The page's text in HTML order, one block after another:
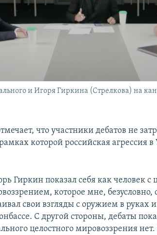
и Игоря Гиркина (Стрелкова) на
что участники дебатов не
которой российская агрессия
Гиркин показал себя как человек с
которое мне, безусловно,
свои взгляды с оружием в руках
С другой стороны, дебаты
целостного мировоззрения